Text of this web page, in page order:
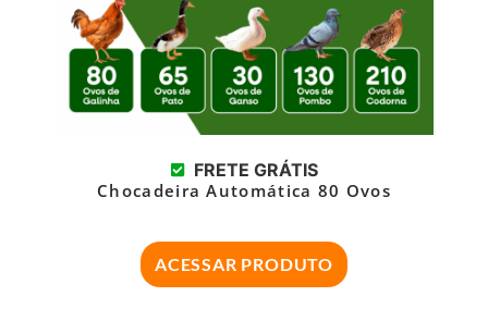
FRETE GRÁTIS
Chocadeira Automática 80 Ovos
ACESSAR PRODUTO